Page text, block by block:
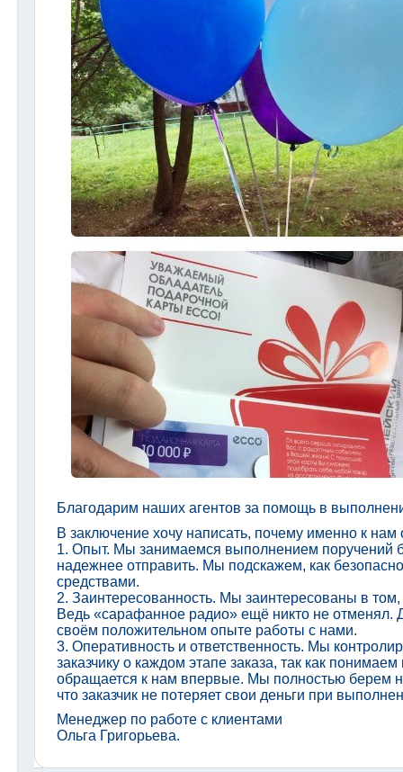
Благодарим наших агентов за помощь в
В заключение хочу написать, почему именно к
1. Опыт. Мы занимаемся выполнением поручений
надежнее отправить. Мы подскажем, как
средствами.
2. Заинтересованность. Мы заинтересованы в том,
Ведь «сарафанное радио» ещё никто не отменял.
своём положительном опыте работы с нами.
3. Оперативность и ответственность. Мы
заказчику о каждом этапе заказа, так как
обращается к нам впервые. Мы полностью берем
что заказчик не потеряет свои деньги при
Менеджер по работе с клиентами
Ольга Григорьева.